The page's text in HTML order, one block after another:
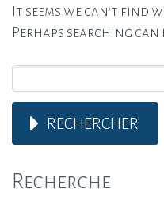
It seems we can’t find
Perhaps searching can
RECHERCHER
Recherche